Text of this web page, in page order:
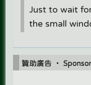
Just to wait
the small
贊助廣告 ‧